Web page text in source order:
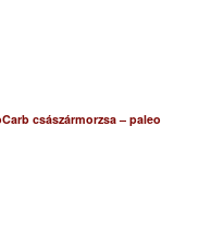
császármorzsa – paleo